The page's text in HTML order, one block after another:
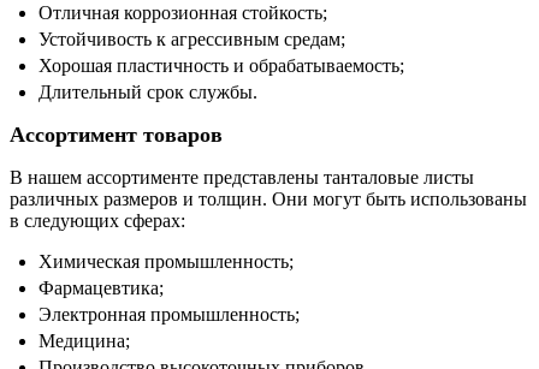
Отличная коррозионная стойкость;
Устойчивость к агрессивным средам;
Хорошая пластичность и обрабатываемость;
Длительный срок службы.
Ассортимент товаров
В нашем ассортименте представлены танталовые листы
различных размеров и толщин. Они могут быть использованы
в следующих сферах:
Химическая промышленность;
Фармацевтика;
Электронная промышленность;
Медицина;